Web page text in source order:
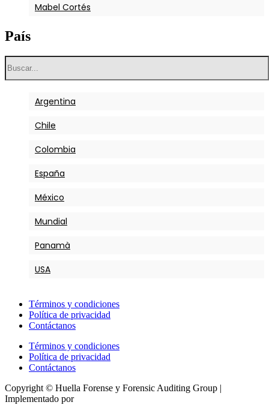
Mabel Cortés
País
Argentina
Chile
Colombia
España
México
Mundial
Panamà
USA
Términos y condiciones
Política de privacidad
Contáctanos
Términos y condiciones
Política de privacidad
Contáctanos
Copyright © Huella Forense y Forensic Auditing Group |
Implementado por